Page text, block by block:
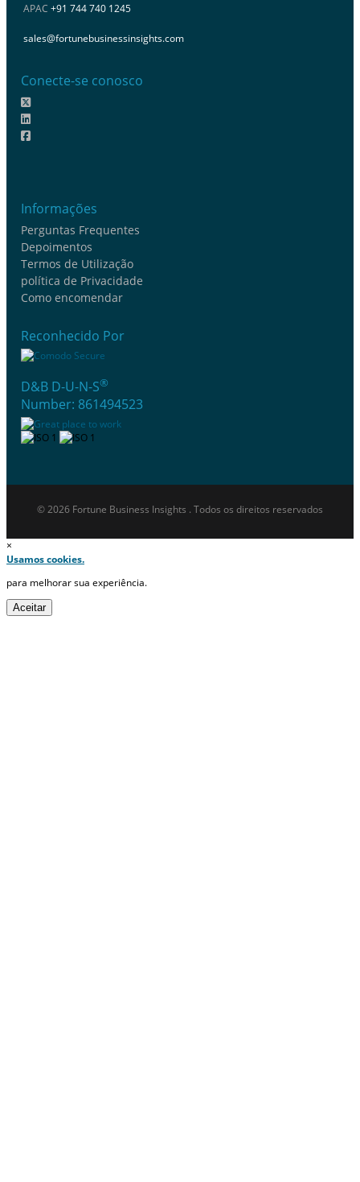
APAC +91 744 740 1245
sales@fortunebusinessinsights.com
Conecte-se conosco
Informações
Perguntas Frequentes
Depoimentos
Termos de Utilização
política de Privacidade
Como encomendar
Reconhecido Por
D&B D-U-N-S®
Number: 861494523
© 2026 Fortune Business Insights . Todos os direitos reservados
×
Usamos cookies.
para melhorar sua experiência.
Aceitar